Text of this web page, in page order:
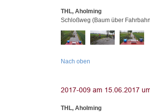
THL, Aholming
Schloßweg (Baum über
Nach oben
THL, Aholming